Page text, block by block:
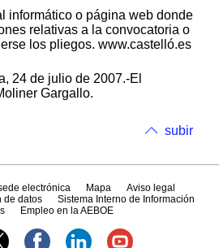
informático o página web donde
relativas a la convocatoria o
los pliegos. www.castelló.es
24 de julio de 2007.-El
Gargallo.
subir
electrónica Mapa
Aviso legal
de datos
Sistema Interno de Información
Empleo en la AEBOE